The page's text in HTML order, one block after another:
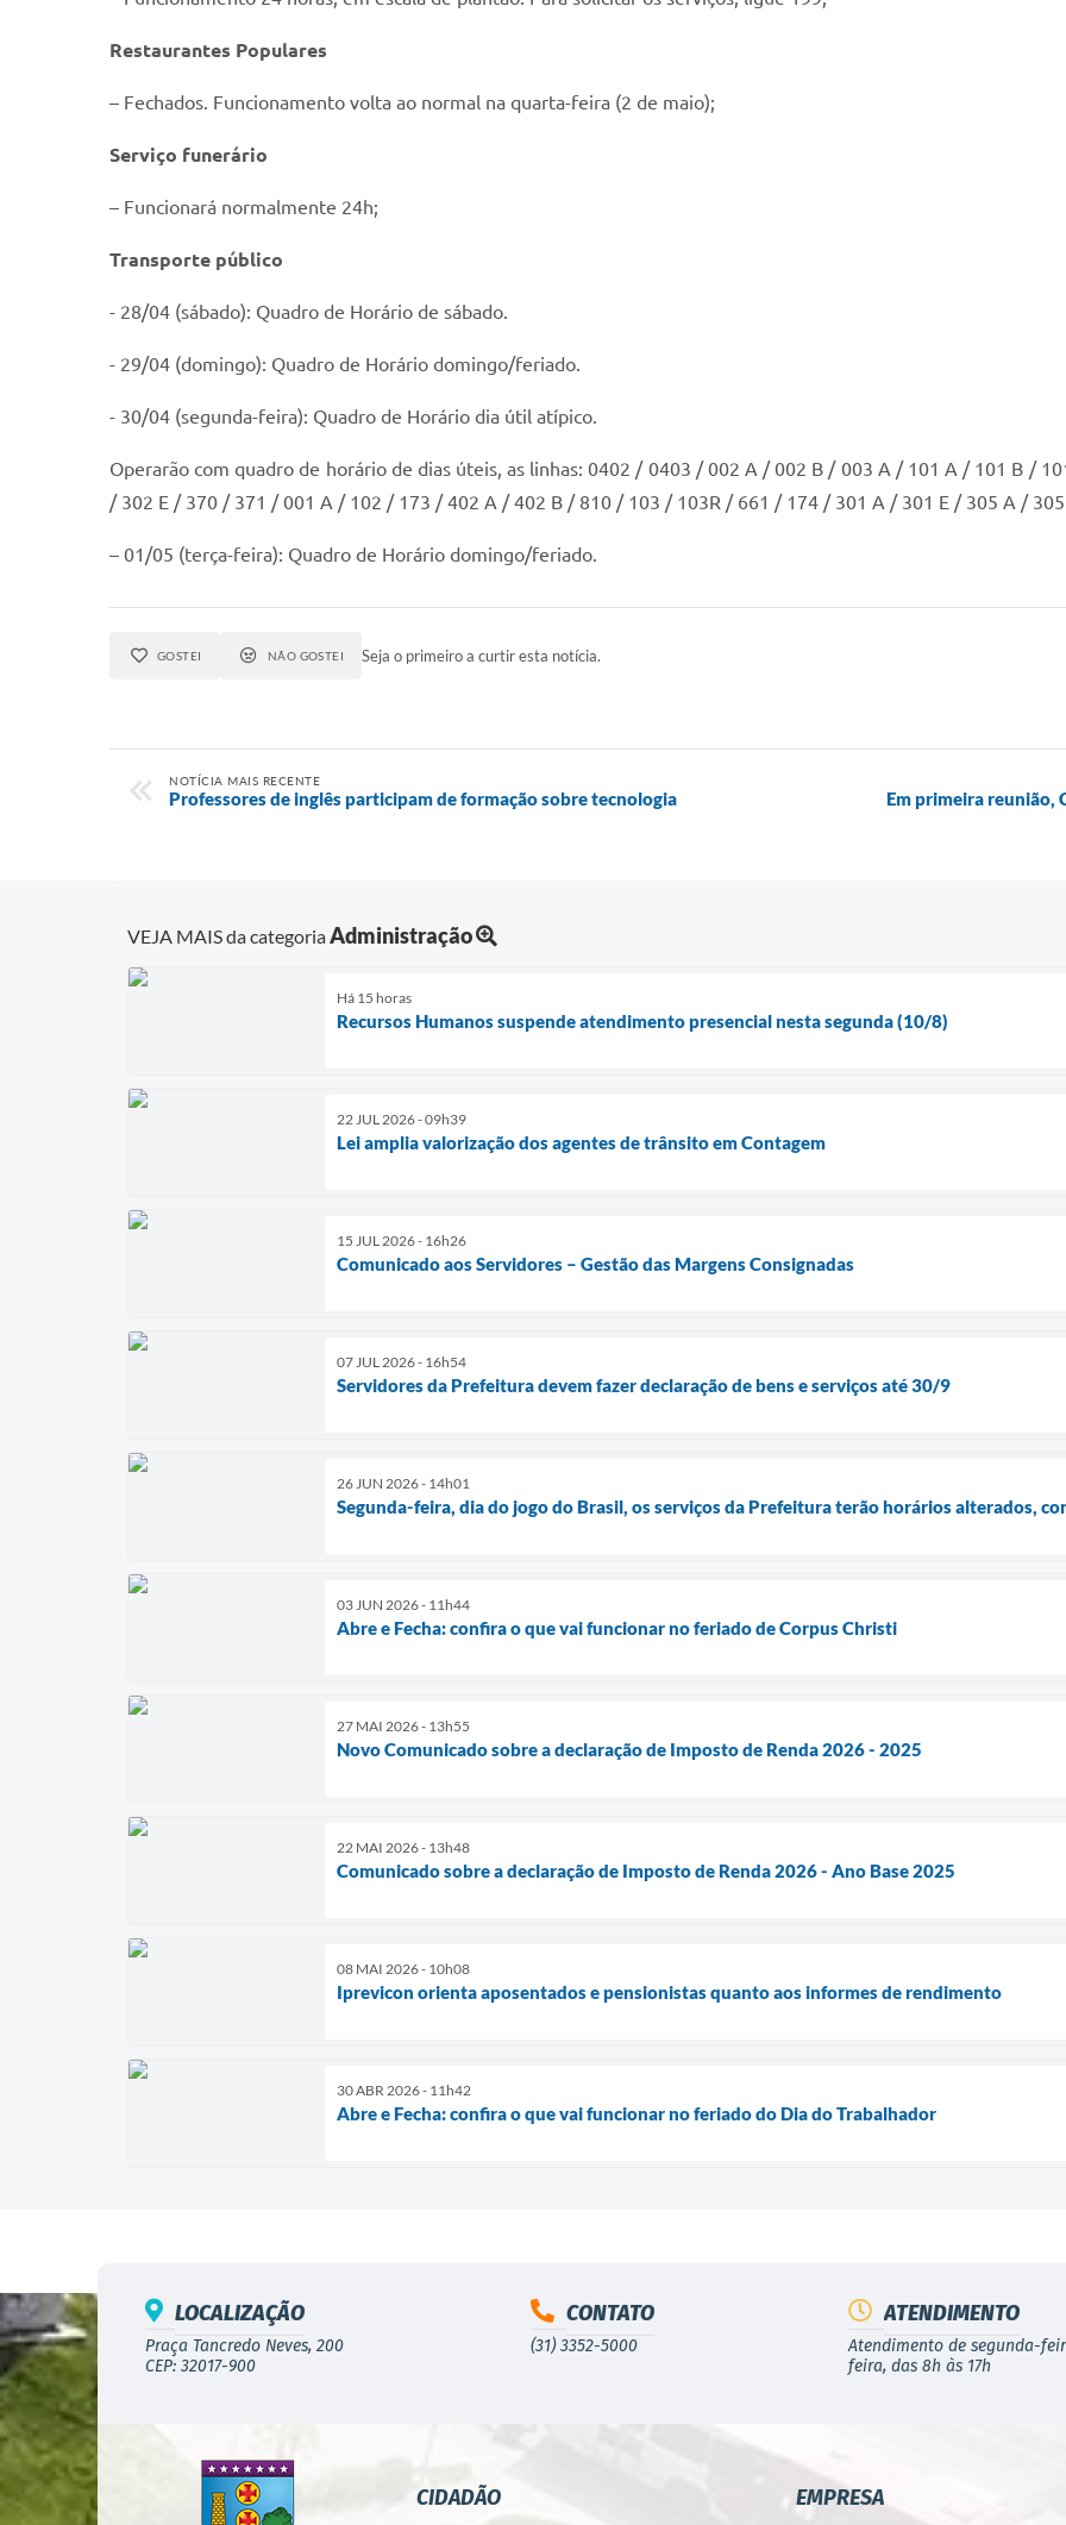
Restaurantes Populares
– Fechados. Funcionamento volta ao normal na quarta-feira (2 de maio);
Serviço funerário
– Funcionará normalmente 24h;
Transporte público
- 28/04 (sábado): Quadro de Horário de sábado.
- 29/04 (domingo): Quadro de Horário domingo/feriado.
- 30/04 (segunda-feira): Quadro de Horário dia útil atípico.
Operarão com quadro de horário de dias úteis, as linhas: 0402 / 0403 / 002 A / 002 B / 003 A / 101 A / 101 B /
/ 302 E / 370 / 371 / 001 A / 102 / 173 / 402 A / 402 B / 810 / 103 / 103R / 661 / 174 / 301 A / 301 E / 305 A /
– 01/05 (terça-feira): Quadro de Horário domingo/feriado.
GOSTEI NÃO GOSTEI Seja o primeiro a curtir esta notícia.
NOTÍCIA MAIS RECENTE
Professores de inglês participam de formação sobre tecnologia Em primeira reunião,
VEJA MAIS da categoriaAdministração
Há 15 horas
Recursos Humanos suspende atendimento presencial nesta segunda (10/8)
22 JUL 2026 - 09h39
Lei amplia valorização dos agentes de trânsito em Contagem
15 JUL 2026 - 16h26
Comunicado aos Servidores – Gestão das Margens Consignadas
07 JUL 2026 - 16h54
Servidores da Prefeitura devem fazer declaração de bens e serviços até 30/9
26 JUN 2026 - 14h01
Segunda-feira, dia do jogo do Brasil, os serviços da Prefeitura terão horários alterados,
03 JUN 2026 - 11h44
Abre e Fecha: confira o que vai funcionar no feriado de Corpus Christi
27 MAI 2026 - 13h55
Novo Comunicado sobre a declaração de Imposto de Renda 2026 - 2025
22 MAI 2026 - 13h48
Comunicado sobre a declaração de Imposto de Renda 2026 - Ano Base 2025
08 MAI 2026 - 10h08
Iprevicon orienta aposentados e pensionistas quanto aos informes de rendimento
30 ABR 2026 - 11h42
Abre e Fecha: confira o que vai funcionar no feriado do Dia do Trabalhador
LOCALIZAÇÃO
Praça Tancredo Neves, 200
CEP: 32017-900
CONTATO
(31) 3352-5000
ATENDIMENTO
Atendimento de segunda-
feira, das 8h às 17h
CIDADÃO EMPRESA